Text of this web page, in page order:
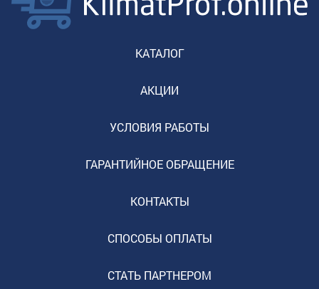
КАТАЛОГ
АКЦИИ
УСЛОВИЯ РАБОТЫ
ГАРАНТИЙНОЕ ОБРАЩЕНИЕ
КОНТАКТЫ
СПОСОБЫ ОПЛАТЫ
СТАТЬ ПАРТНЕРОМ